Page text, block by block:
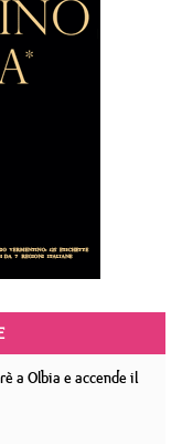
a Olbia e accende il